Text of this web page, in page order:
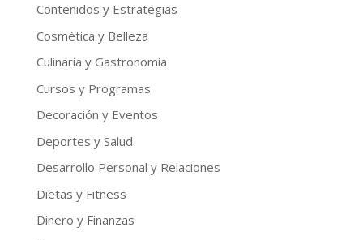
Contenidos y Estrategias
Cosmética y Belleza
Culinaria y Gastronomía
Cursos y Programas
Decoración y Eventos
Deportes y Salud
Desarrollo Personal y Relaciones
Dietas y Fitness
Dinero y Finanzas